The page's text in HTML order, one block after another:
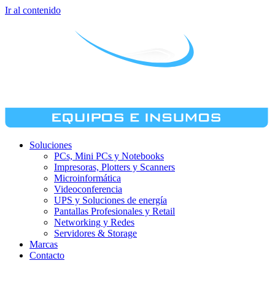
Ir al contenido
Soluciones
PCs, Mini PCs y Notebooks
Impresoras, Plotters y Scanners
Microinformática
Videoconferencia
UPS y Soluciones de energía
Pantallas Profesionales y Retail
Networking y Redes
Servidores & Storage
Marcas
Contacto